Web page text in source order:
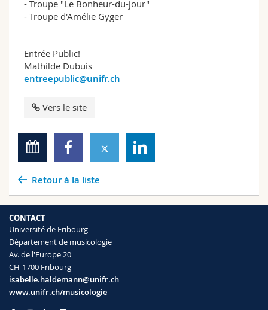
- Troupe "Le Bonheur-du-jour"
- Troupe d'Amélie Gyger
Entrée Public!
Mathilde Dubuis
entreepublic@unifr.ch
Vers le site
Retour à la liste
CONTACT
Université de Fribourg
Département de musicologie
Av. de l'Europe 20
CH-1700 Fribourg
isabelle.haldemann@unifr.ch
www.unifr.ch/musicologie